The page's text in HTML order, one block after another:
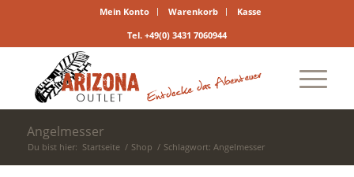
Mein Konto Warenkorb
Kasse
Tel. +49(0) 3431 7060944
Angelmesser
Du bist hier: Startseite / Shop / Schlagwort: Angelmesser